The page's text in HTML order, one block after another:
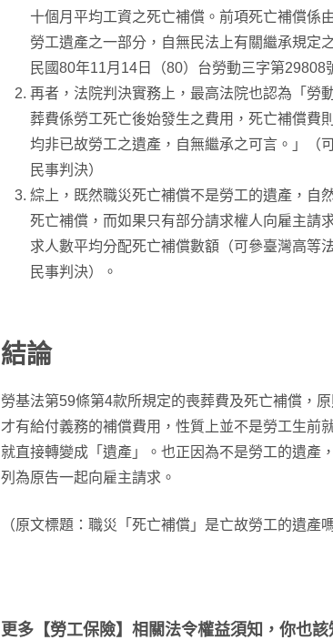
十個月平均工資之死亡補償。前項死亡補償係
勞工遺產之一部分，自無民法上有關繼承規定
民國80年11月14日（80）台勞動三字第29808
再者，法院判決實務上，最高法院也認為「勞
葬費係勞工死亡後始發生之費用，死亡補償費
均非已故勞工之遺產，自無繼承之可言。」（
民事判決）
綜上，既然職災死亡補償不是勞工的遺產，自
死亡補償，而如果只有部分請求權人向雇主請
求人數平均分配死亡補償數額（可參臺灣高等
民事判決）。
結論
勞基法第59條第4款所規定的喪葬費及死亡補償，
才有給付義務的補償費用，性質上並不是勞工生前
就直接轉變成「遺產」。也正因為不是勞工的遺產
列為原告一起向雇主請求。
（原文標題：職災「死亡補償」是亡故勞工的遺產嗎
更多【勞工保險】相關法令權益須知，你也該